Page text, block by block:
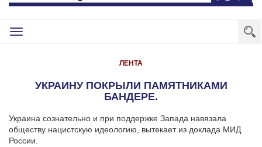
Toggle
ЛЕНТА
УКРАИНУ ПОКРЫЛИ ПАМЯТНИКАМИ
БАНДЕРЕ.
Украина сознательно и при поддержке Запада навязала
обществу нацистскую идеологию, вытекает из доклада МИД
России.